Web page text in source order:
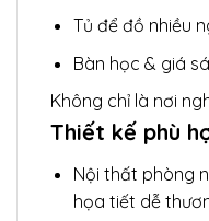
Tủ để đồ nhiều
Bàn học & giá
Không chỉ là nơi
Thiết kế phù
Nội thất phòng
họa tiết dễ